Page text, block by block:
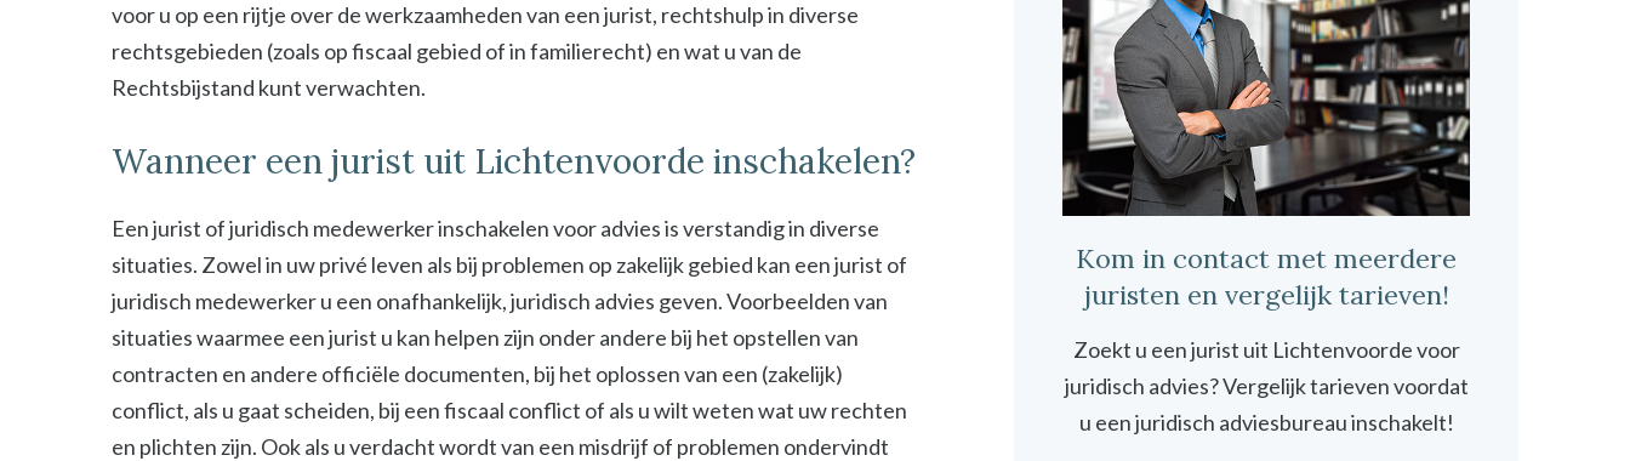
voor u op een rijtje over de werkzaamheden van een jurist, rechtshulp in diverse
rechtsgebieden (zoals op fiscaal gebied of in familierecht) en wat u van de
Rechtsbijstand kunt verwachten.
Wanneer een jurist uit Lichtenvoorde inschakelen?
Een jurist of juridisch medewerker inschakelen voor advies is verstandig in diverse
situaties. Zowel in uw privé leven als bij problemen op zakelijk gebied kan een jurist of
juridisch medewerker u een onafhankelijk, juridisch advies geven. Voorbeelden van
situaties waarmee een jurist u kan helpen zijn onder andere bij het opstellen van
contracten en andere officiële documenten, bij het oplossen van een (zakelijk)
conflict, als u gaat scheiden, bij een fiscaal conflict of als u wilt weten wat uw rechten
en plichten zijn. Ook als u verdacht wordt van een misdrijf of problemen ondervindt
Kom in contact met meerdere
juristen en vergelijk tarieven!
Zoekt u een jurist uit Lichtenvoorde voor
juridisch advies? Vergelijk tarieven voordat
u een juridisch adviesbureau inschakelt!